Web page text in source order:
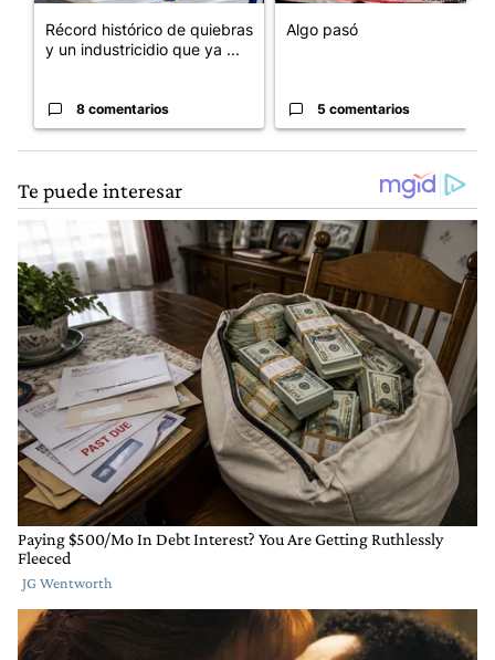
Récord histórico de quiebras
y un industricidio que ya ...
8 comentarios
Algo pasó
5 comentarios